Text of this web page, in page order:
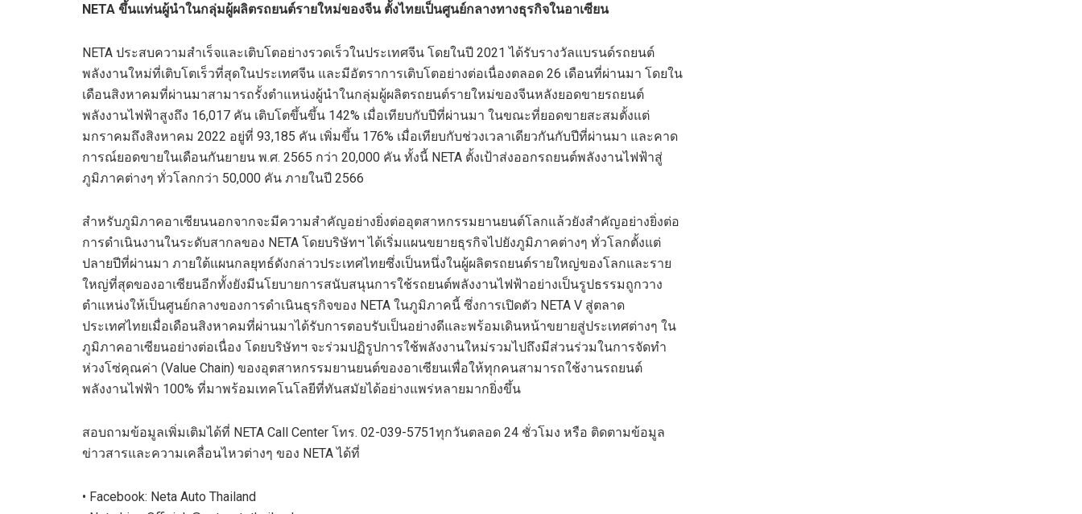
NETA ขึ้นแท่นผู้นำในกลุ่มผู้ผลิตรถยนต์รายใหม่ของจีน ตั้งไทยเป็นศูนย์กลางทางธุรกิจในอาเซียน
NETA ประสบความสำเร็จและเติบโตอย่างรวดเร็วในประเทศจีน โดยในปี 2021 ได้รับรางวัลแบรนด์รถยนต์
พลังงานใหม่ที่เติบโตเร็วที่สุดในประเทศจีน และมีอัตราการเติบโตอย่างต่อเนื่องตลอด 26 เดือนที่ผ่านมา โดยใน
เดือนสิงหาคมที่ผ่านมาสามารถรั้งตำแหน่งผู้นำในกลุ่มผู้ผลิตรถยนต์รายใหม่ของจีนหลังยอดขายรถยนต์
พลังงานไฟฟ้าสูงถึง 16,017 คัน เติบโตขึ้นขึ้น 142% เมื่อเทียบกับปีที่ผ่านมา ในขณะที่ยอดขายสะสมตั้งแต่
มกราคมถึงสิงหาคม 2022 อยู่ที่ 93,185 คัน เพิ่มขึ้น 176% เมื่อเทียบกับช่วงเวลาเดียวกันกับปีที่ผ่านมา และคาด
การณ์ยอดขายในเดือนกันยายน พ.ศ. 2565 กว่า 20,000 คัน ทั้งนี้ NETA ตั้งเป้าส่งออกรถยนต์พลังงานไฟฟ้าสู่
ภูมิภาคต่างๆ ทั่วโลกกว่า 50,000 คัน ภายในปี 2566
สำหรับภูมิภาคอาเซียนนอกจากจะมีความสำคัญอย่างยิ่งต่ออุตสาหกรรมยานยนต์โลกแล้วยังสำคัญอย่างยิ่งต่อ
การดำเนินงานในระดับสากลของ NETA โดยบริษัทฯ ได้เริ่มแผนขยายธุรกิจไปยังภูมิภาคต่างๆ ทั่วโลกตั้งแต่
ปลายปีที่ผ่านมา ภายใต้แผนกลยุทธ์ดังกล่าวประเทศไทยซึ่งเป็นหนึ่งในผู้ผลิตรถยนต์รายใหญ่ของโลกและราย
ใหญ่ที่สุดของอาเซียนอีกทั้งยังมีนโยบายการสนับสนุนการใช้รถยนต์พลังงานไฟฟ้าอย่างเป็นรูปธรรมถูกวาง
ตำแหน่งให้เป็นศูนย์กลางของการดำเนินธุรกิจของ NETA ในภูมิภาคนี้ ซึ่งการเปิดตัว NETA V สู่ตลาด
ประเทศไทยเมื่อเดือนสิงหาคมที่ผ่านมาได้รับการตอบรับเป็นอย่างดีและพร้อมเดินหน้าขยายสู่ประเทศต่างๆ ใน
ภูมิภาคอาเซียนอย่างต่อเนื่อง โดยบริษัทฯ จะร่วมปฏิรูปการใช้พลังงานใหม่รวมไปถึงมีส่วนร่วมในการจัดทำ
ห่วงโซ่คุณค่า (Value Chain) ของอุตสาหกรรมยานยนต์ของอาเซียนเพื่อให้ทุกคนสามารถใช้งานรถยนต์
พลังงานไฟฟ้า 100% ที่มาพร้อมเทคโนโลยีที่ทันสมัยได้อย่างแพร่หลายมากยิ่งขึ้น
สอบถามข้อมูลเพิ่มเติมได้ที่ NETA Call Center โทร. 02-039-5751ทุกวันตลอด 24 ชั่วโมง หรือ ติดตามข้อมูล
ข่าวสารและความเคลื่อนไหวต่างๆ ของ NETAได้ที่
• Facebook: Neta Auto Thailand